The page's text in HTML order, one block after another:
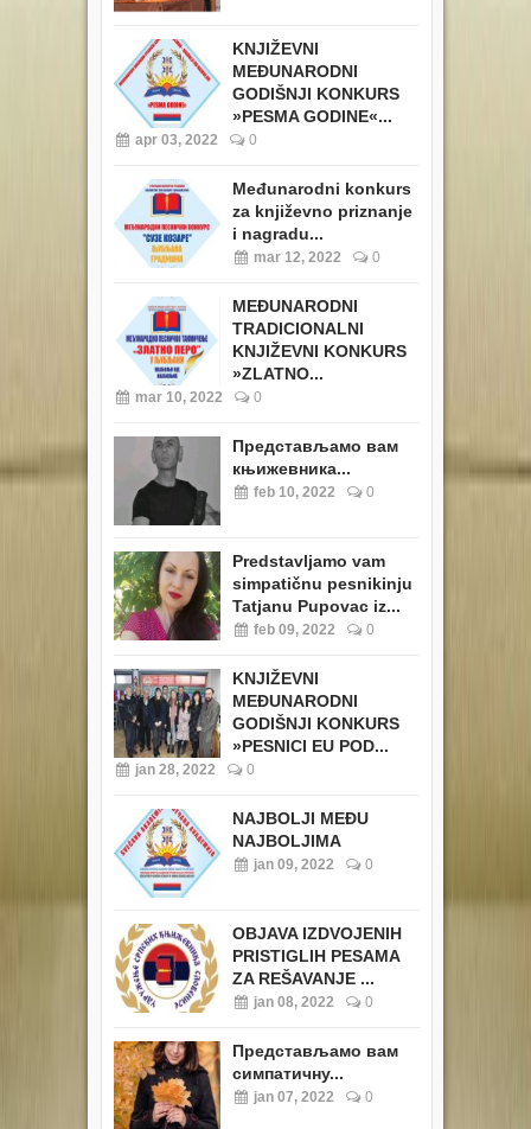
KNJIŽEVNI
MEĐUNARODNI
GODIŠNJI KONKURS
»PESMA GODINE«...
apr 03, 2022 0
Međunarodni konkurs
za književno priznanje
i nagradu...
mar 12, 2022 0
MEĐUNARODNI
TRADICIONALNI
KNJIŽEVNI KONKURS
»ZLATNO...
mar 10, 2022 0
Представљамо вам
књижевника...
feb 10, 2022 0
Predstavljamo vam
simpatičnu pesnikinju
Tatjanu Pupovac iz...
feb 09, 2022 0
KNJIŽEVNI
MEĐUNARODNI
GODIŠNJI KONKURS
»PESNICI EU POD...
jan 28, 2022 0
NAJBOLJI MEĐU
NAJBOLJIMA
jan 09, 2022 0
OBJAVA IZDVOJENIH
PRISTIGLIH PESAMA
ZA REŠAVANJE ...
jan 08, 2022 0
Представљамо вам
симпатичну...
jan 07, 2022 0